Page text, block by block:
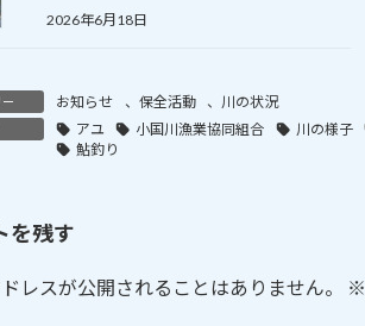
2026年6月18日
お知らせ 、 保全活動 、 川の状況
アユ 小国川漁業協同組合 川の様子
鮎釣り
を残す
レスが公開されることはありません。 ※